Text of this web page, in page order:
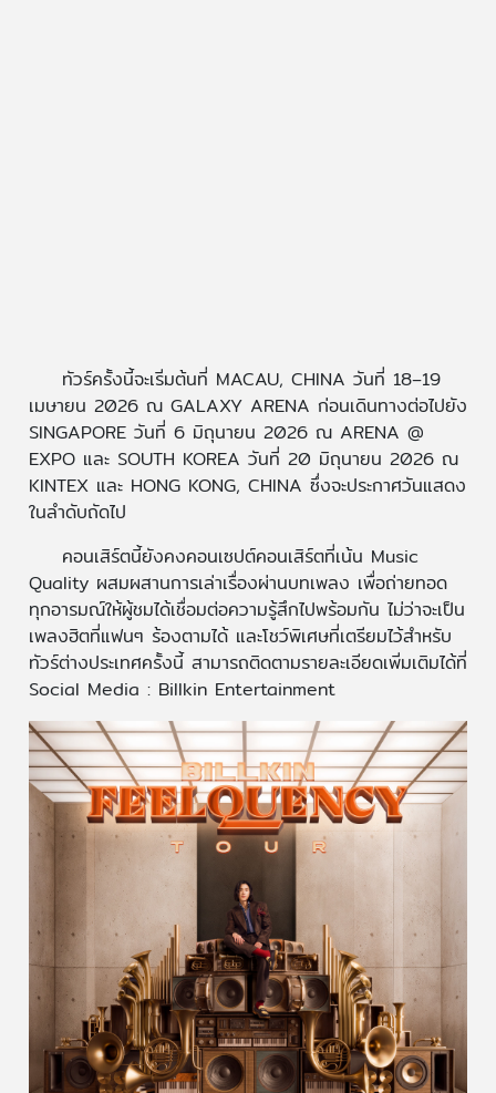
ทัวร์ครั้งนี้จะเริ่มต้นที่ MACAU, CHINA วันที่ 18–19
เมษายน 2026 ณ GALAXY ARENA ก่อนเดินทางต่อไปยัง
SINGAPORE วันที่ 6 มิถุนายน 2026 ณ ARENA @
EXPO และ SOUTH KOREA วันที่ 20 มิถุนายน 2026 ณ
KINTEX และ HONG KONG, CHINA ซึ่งจะประกาศวันแสดง
ในลำดับถัดไป
คอนเสิร์ตนี้ยังคงคอนเซปต์คอนเสิร์ตที่เน้น Music
Quality ผสมผสานการเล่าเรื่องผ่านบทเพลง เพื่อถ่ายทอด
ทุกอารมณ์ให้ผู้ชมได้เชื่อมต่อความรู้สึกไปพร้อมกัน ไม่ว่าจะเป็น
เพลงฮิตที่แฟนๆ ร้องตามได้ และโชว์พิเศษที่เตรียมไว้สำหรับ
ทัวร์ต่างประเทศครั้งนี้ สามารถติดตามรายละเอียดเพิ่มเติมได้ที่
Social Media : Billkin Entertainment